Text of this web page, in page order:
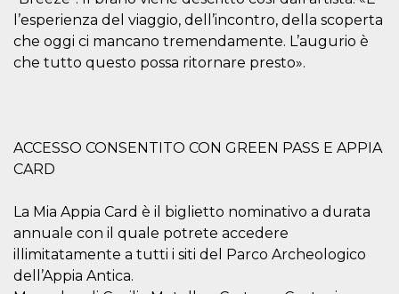
l’esperienza del viaggio, dell’incontro, della scoperta
che oggi ci mancano tremendamente. L’augurio è
che tutto questo possa ritornare presto».
ACCESSO CONSENTITO CON GREEN PASS E APPIA
CARD
La Mia Appia Card è il biglietto nominativo a durata
annuale con il quale potrete accedere
illimitatamente a tutti i siti del Parco Archeologico
dell’Appia Antica.
cookies de
Cookie-
Script.com
Nombre
almacenamiento
Descripción
fbssls_314278995690155
wpEmojiSettingsSupports
Almacenamiento
cn_uc__
Almacenamiento
local